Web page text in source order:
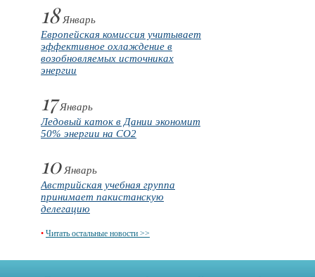
18Январь
Европейская комиссия учитывает
эффективное охлаждение в
возобновляемых источниках
энергии
17Январь
Ледовый каток в Дании экономит
50% энергии на CO2
10Январь
Австрийская учебная группа
принимает пакистанскую
делегацию
• Читать остальные новости >>